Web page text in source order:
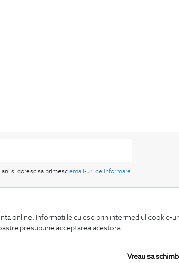
online. Informatiile culese prin intermediul cookie-
presupune acceptarea acestora.
Vreau sa
si doresc sa primescemail-uri de informare